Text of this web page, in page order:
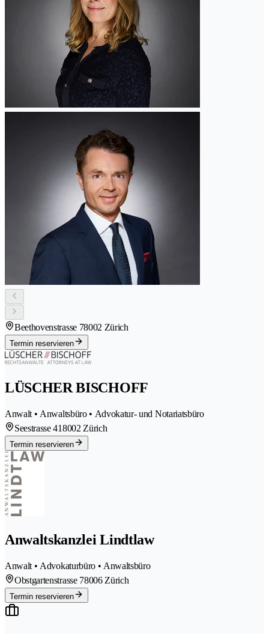
Beethovenstrasse 78002 Zürich
Termin reservieren
LÜSCHER BISCHOFF
Anwalt • Anwaltsbüro • Advokatur- und Notariatsbüro
Seestrasse 418002 Zürich
Termin reservieren
Anwaltskanzlei Lindtlaw
Anwalt • Advokaturbüro • Anwaltsbüro
Obstgartenstrasse 78006 Zürich
Termin reservieren